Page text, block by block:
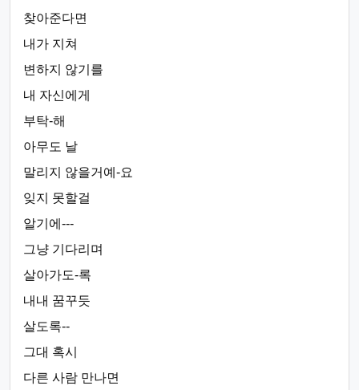
찾아준다면
내가 지쳐
변하지 않기를
내 자신에게
부탁-해
아무도 날
말리지 않을거예-요
잊지 못할걸
알기에---
그냥 기다리며
살아가도-록
내내 꿈꾸듯
살도록--
그대 혹시
다른 사람 만나면